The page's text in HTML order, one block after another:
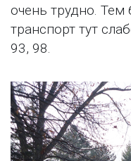
очень трудно.
транспорт тут
93, 98.